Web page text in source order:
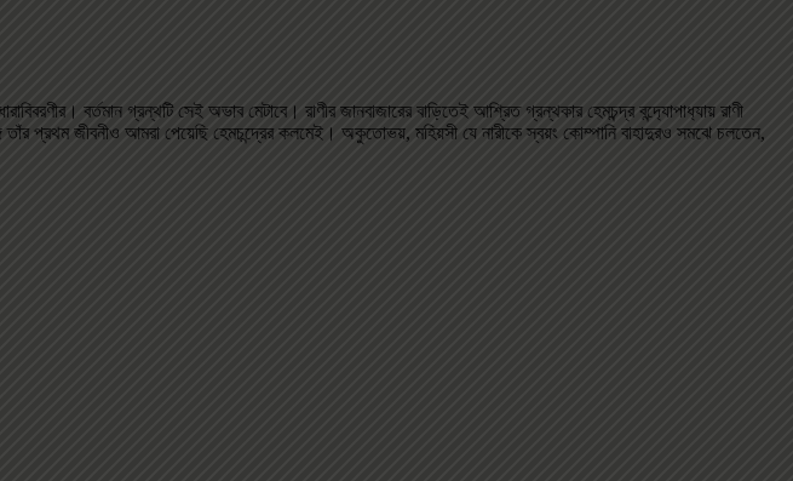
বর্তমান গ্রন্থটি সেই অভাব মেটাবে। রাণীর জানবাজারের বাড়িতেই আশ্রিত গ্রন্থকার হেমচন্দ্র বন্দ‌্যোপাধ‌্যায় রাণী
প্রথম জীবনীও আমরা পেয়েছি হেমচন্দ্রের কলমেই। অকুতোভয়, মহিয়সী যে নারীকে স্বয়ং কোম্পানি বাহাদুরও সমঝে চলতেন,